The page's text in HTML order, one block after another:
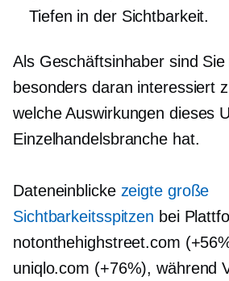
Tiefen in der Sichtbarkeit.
Als Geschäftsinhaber sind
besonders daran interessiert
welche Auswirkungen dieses
Einzelhandelsbranche hat.
Dateneinblicke zeigte große
Sichtbarkeitsspitzen bei
notonthehighstreet.com
uniqlo.com (+76%), während